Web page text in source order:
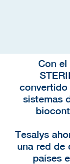
Con
convertido
sistemas
Tesalys
una red de
países